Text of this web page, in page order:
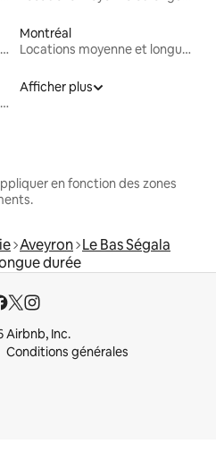
Locations moyenne et longue durée
Montréal
Locations moyenne et longue durée
Locations moyenne et longue durée
Afficher plus
en fonction des zones
Aveyron Le Bas Ségala
durée
Airbnb, Inc.
Conditions générales